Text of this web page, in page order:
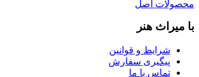
محصولات اصل
با میراث هنر
شرایط و قوانین
پیگیری سفارش
تماس با ما